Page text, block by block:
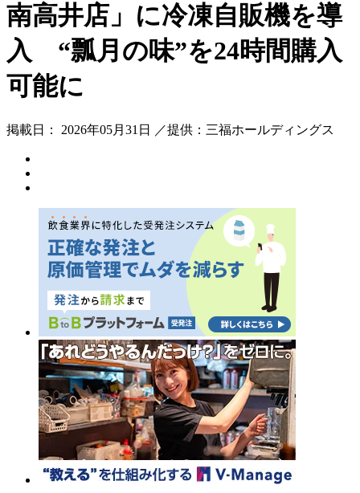
南高井店」に冷凍自販機を導
入 “瓢月の味”を24時間購入
可能に
掲載日： 2026年05月31日 ／提供：三福ホールディングス